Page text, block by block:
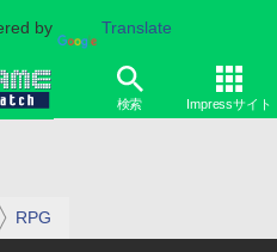
by Translate
検索 Impressサイト
RPG